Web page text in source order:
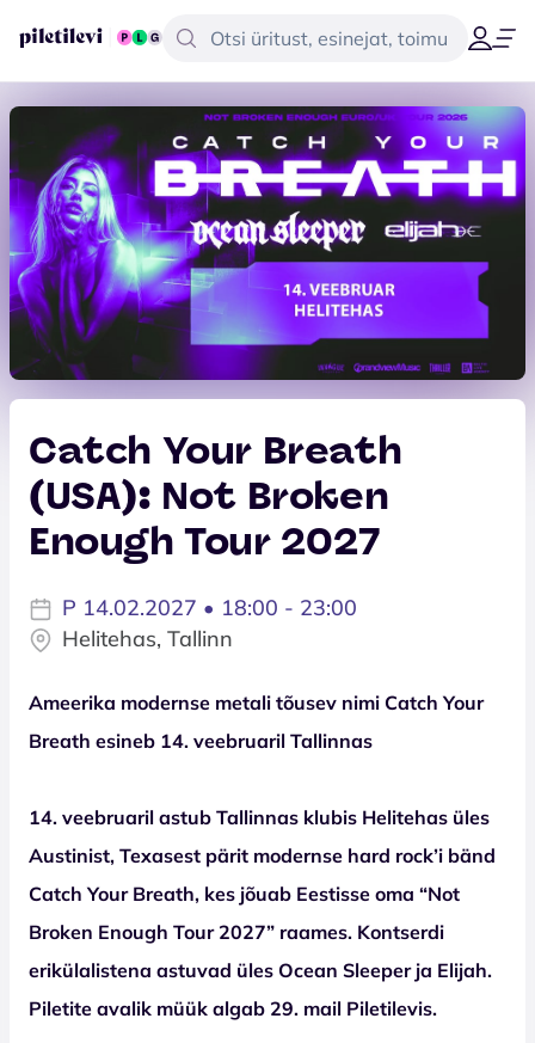
Catch Your Breath
(USA): Not Broken
Enough Tour 2027
P 14.02.2027 • 18:00 - 23:00
Helitehas, Tallinn
Ameerika modernse metali tõusev nimi Catch Your
Breath esineb 14. veebruaril Tallinnas
14. veebruaril astub Tallinnas klubis Helitehas üles
Austinist, Texasest pärit modernse hard rock’i bänd
Catch Your Breath, kes jõuab Eestisse oma “Not
Broken Enough Tour 2027” raames. Kontserdi
erikülalistena astuvad üles Ocean Sleeper ja Elijah.
Piletite avalik müük algab 29. mail Piletilevis.